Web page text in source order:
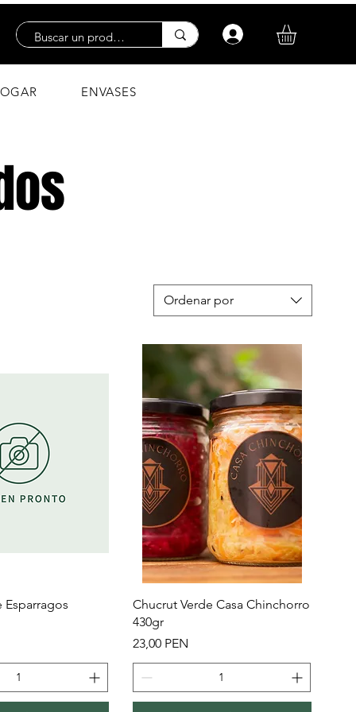
Iniciar sesión
ENVASES
Ordenar por
rápida Vista rápida
Chucrut Verde Casa Chinchorro
430gr
Precio
23,00 PEN